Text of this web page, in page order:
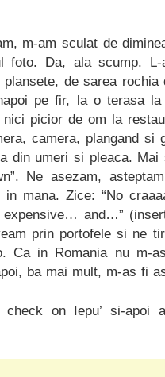
m-am sculat de
foto. Da, ala scump.
de sarea
pe fir, la o terasa
picior de om la
camera, plangand si
din umeri si pleaca.
Ne asezam,
mana. Zice: “No
expensive… and…”
prin portofele si ne
Ca in Romania nu m-
ba mai mult, m-as fi
on Iepu’ si-apoi